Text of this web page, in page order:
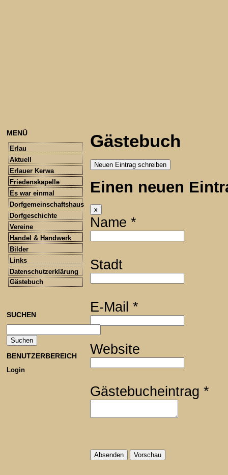
Gästebuch
Einen neuen
x
Formular
ausblenden
Name *
Stadt
E-Mail *
Website
Gästebucheintrag *
MENÜ
Erlau
Aktuell
Erlauer Kerwa
Friedenskapelle
Es war einmal
Dorfgemeinschaftshaus
Dorfgeschichte
Vereine
Handel & Handwerk
Bilder
Links
Datenschutzerklärung
Gästebuch
SUCHEN
BENUTZERBEREICH
Login